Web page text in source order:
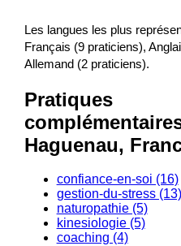
Les langues les plus
Français (9 praticiens),
Allemand (2 praticiens).
Pratiques
Haguenau,
confiance-en-soi (16)
gestion-du-stress (13)
naturopathie (5)
kinesiologie (5)
coaching (4)